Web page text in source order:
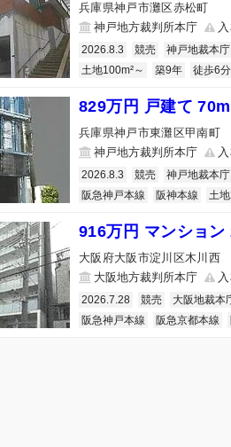
兵庫県神戸市灘区赤松町
神戸地方裁判所本庁
2026.8.3 競売 神戸地裁本庁
土地100m²～
築9年 徒歩6分
829万円 戸建て
兵庫県神戸市東灘区甲南町
神戸地方裁判所本庁
2026.8.3 競売 神戸地裁本庁
阪急神戸本線
阪神本線 土地
916万円 マンション
大阪府大阪市淀川区木川西
大阪地方裁判所本庁
2026.7.28 競売 大阪地裁本
阪急神戸本線
阪急京都本線